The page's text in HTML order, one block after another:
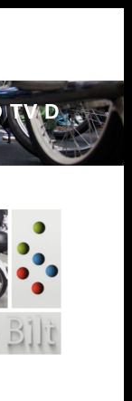
TV D